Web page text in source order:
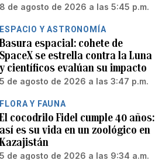
8 de agosto de 2026 a las 5:45 p.m.
ESPACIO Y ASTRONOMÍA
Basura espacial: cohete de
SpaceX se estrella contra la Luna
y científicos evalúan su impacto
5 de agosto de 2026 a las 3:47 p.m.
FLORA Y FAUNA
El cocodrilo Fidel cumple 40 años:
así es su vida en un zoológico en
Kazajistán
5 de agosto de 2026 a las 9:34 a.m.